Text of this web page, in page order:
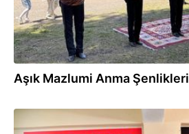
Aşık Mazlumi Anma Şenlikleri
09.07.2025